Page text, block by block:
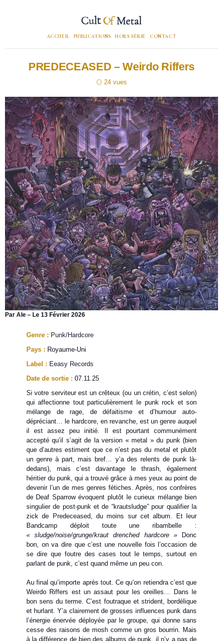
ACCUEIL PUBLICATIONS HORS SÉRIE CONTACT
PREDECEASED – Weirdo Riffers
24
Par Ale – Le 13 Février 2026
Genre : Punk/Hardcore
Pays : Royaume-Uni
Label : Eeasy Records
Date de sortie : 07.11.25
Si votre serviteur est un crêteux (ou un crétin, c’est selon)
qui affectionne tout particulièrement le punk rock et son
mélange de rage, de défaitisme et d’humour auto-
dépréciant… le hardcore, en revanche, est un genre auquel
il est assez peu initié. Il est pourtant communément
accepté qu’il s’agit de la version « metal » du punk (bien
que d’autres estiment que ce n’est pas du metal et plutôt
un genre à part, mais bref… y’a des relents de punk là-
dedans), mais c’est davantage le thrash, également
héritier du punk, qui a trouvé grâce à mes yeux au point de
devenir l’un de mes genres fétiches. Après, nos confrères
de Deaf Sparrow évoquent plutôt le curieux mélange bien
singulier de post-punk et de “krautsludge” pour qualifier la
zick de Predeceased, du moins sur cet album. Et leur
Bandcamp déploit toute une ribambelle :
« sludge/noise/grunge/kraut drenched hardcore »Donc
bon, on va dire que c’est une nouvelle fois l’occasion de
se dire que foutre des cases tout le temps, surtout en
parlant de punk, c’est quand même un peu con.
Au final qu’importe après tout. Ce qu’on retiendra c’est que
Weirdo Riffers est un assaut pour les oreilles… Dans le
bon sens du terme. C’est foutraque et strident, bordélique
et hurlant. Y’a clairement de grosses influences punk dans
l’énergie énervée déployée par le groupe, qui donne sans
cesse des raisons de mosh comme un gros bourrin. Mais
à la différence de bien des albums de punk, il n’y a pas de